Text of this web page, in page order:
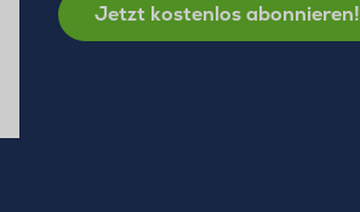
Jetzt kostenlos abonnieren!